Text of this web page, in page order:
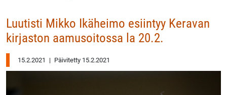
Luutisti Mikko Ikäheimo esiintyy Keravan
kirjaston aamusoitossa la 20.2.
15.2.2021 | Päivitetty 15.2.2021